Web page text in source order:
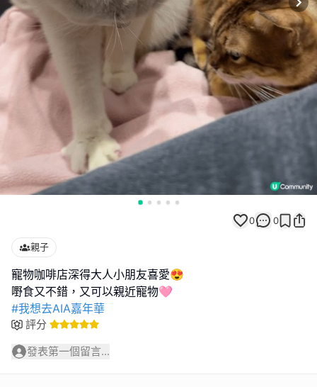
0 0
親子
寵物咖啡店深得大人小朋友喜愛😍
#我想去AIA嘉年華
評分
發表第一個留言...